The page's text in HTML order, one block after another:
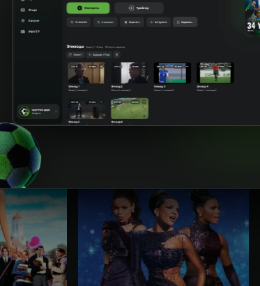
Рискованный бизнес
Bepul